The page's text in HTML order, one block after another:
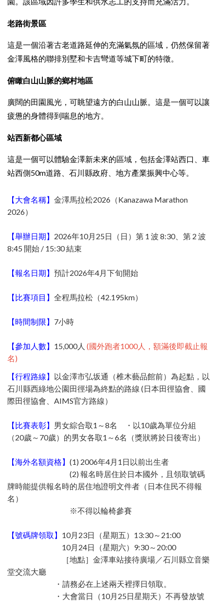
老路街景區
這是一個沿著古老道路延伸的充滿氣氛的區域，仍然保留著
金澤風格的聯排別墅和卡吉彎道等城下町的特徵。
俯瞰白山山脈的鄉村地區
廣闊的田園風光，可眺望遠方的白山山脈。這是一個可以讓
疲憊的身體得到喘息的地方。
站西新都心區域
這是一個可以體驗金澤新未來的區域，包括金澤站西口、車
站西側50m道路、石川縣政府、地方產業振興中心等。
【大會名稱】 金澤馬拉松2026（Kanazawa Marathon
2026）
【舉辦日期】 2026年10月25日（日）第 1 波 8:30、第 2 波
8:45 開始 / 15:30 結束
【報名日期】 預計2026年4月下旬開始
【比賽項目】 全程馬拉松（42.195km）
【時間制限】 7小時
【參加人數】 15,000人 (國外跑者1000人，額滿後即截止報
名)
【行程路線】 以金澤市弘坂通（椎木藝品館前）為起點，以
石川縣西綠地公園田徑場為終點的路線 (日本田徑協會、國
際田徑協會、AIMS官方路線）
【比賽表彰】 男女綜合取1～8名 ・以10歲為單位分組
（20歲～70歲）的男女各取1～6名（獎狀將於日後寄出）
【海外名額資格】 (1) 2006年4月1日以前出生者
(2) 報名時居住於日本國外，且領取號碼
牌時能提供報名時的居住地證明文件者（日本住民不得報
名）
※不得以輪椅參賽
【號碼牌領取】 10月23日（星期五）13:30～21:00
10月24日（星期六）9:30～20:00
［地點］金澤車站接待廣場／石川縣立音樂
堂交流大廳
・請務必在上述兩天裡擇日領取。
・大會當日（10月25日星期天）不再發放號